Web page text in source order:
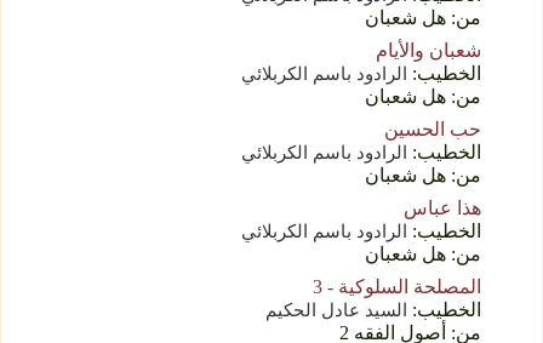
من: هل شعبان
شعبان والأيام
الخطيب: الرادود باسم الکربلائي
من: هل شعبان
حب الحسين
الخطيب: الرادود باسم الکربلائي
من: هل شعبان
هذا عباس
الخطيب: الرادود باسم الکربلائي
من: هل شعبان
المصلحة السلوكية - 3
الخطيب: السید عادل الحکیم
من: أصول الفقه 2